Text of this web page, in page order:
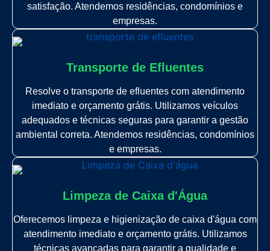
satisfação. Atendemos residências, condomínios e
empresas.
Transporte de Efluentes
Resolve o transporte de efluentes com atendimento
imediato e orçamento grátis. Utilizamos veículos
adequados e técnicas seguras para garantir a gestão
ambiental correta. Atendemos residências, condomínios
e empresas.
Limpeza de Caixa d'Água
Oferecemos limpeza e higienização de caixa d'água com
atendimento imediato e orçamento grátis. Utilizamos
técnicas avançadas para garantir a qualidade e